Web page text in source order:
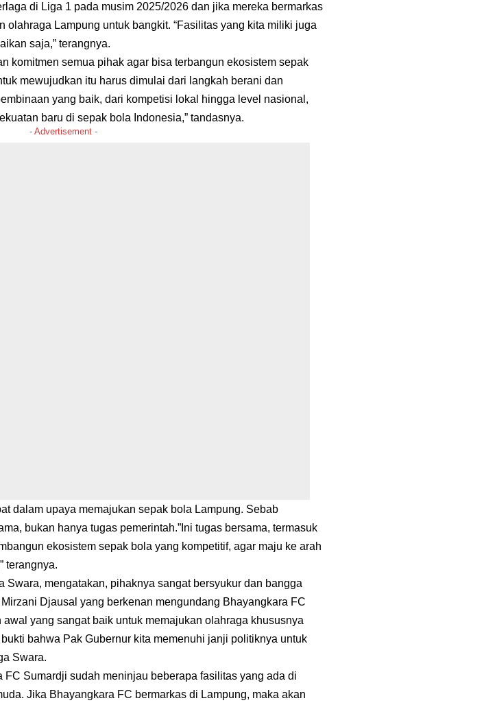
di Liga 1 pada musim 2025/2026 dan jika mereka bermarkas
olahraga Lampung untuk bangkit. “Fasilitas yang kita miliki juga
saja,” terangnya.
komitmen semua pihak agar bisa terbangun ekosistem sepak
mewujudkan itu harus dimulai dari langkah berani dan
yang baik, dari kompetisi lokal hingga level nasional,
baru di sepak bola Indonesia,” tandasnya.
- Advertisement -
dalam upaya memajukan sepak bola Lampung. Sebab
bukan hanya tugas pemerintah.”Ini tugas bersama, termasuk
ekosistem sepak bola yang kompetitif, agar maju ke arah
terangnya.
Swara, mengatakan, pihaknya sangat bersyukur dan bangga
Djausal yang berkenan mengundang Bhayangkara FC
yang sangat baik untuk memajukan olahraga khususnya
bahwa Pak Gubernur kita memenuhi janji politiknya untuk
Swara.
FC Sumardji sudah meninjau beberapa fasilitas yang ada di
Jika Bhayangkara FC bermarkas di Lampung, maka akan